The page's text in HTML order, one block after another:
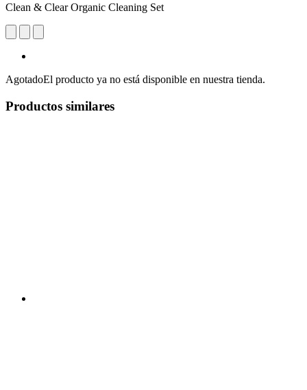
Clean & Clear Organic Cleaning Set
AgotadoEl producto ya no está disponible en nuestra tienda.
Productos similares